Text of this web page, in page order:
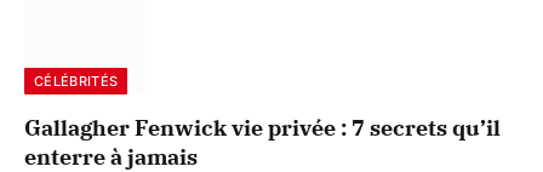
CÉLÉBRITÉS
Gallagher Fenwick vie privée : 7 secrets qu’il
enterre à jamais